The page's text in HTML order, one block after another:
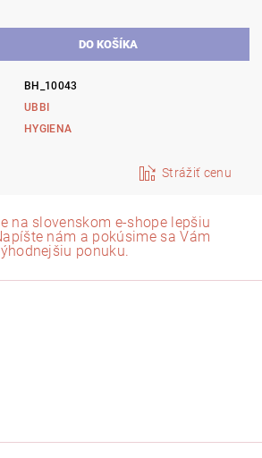
BH_10043
UBBI
HYGIENA
Strážiť cenu
na slovenskom e-shope lepšiu
nám a pokúsime sa Vám
ponuku.